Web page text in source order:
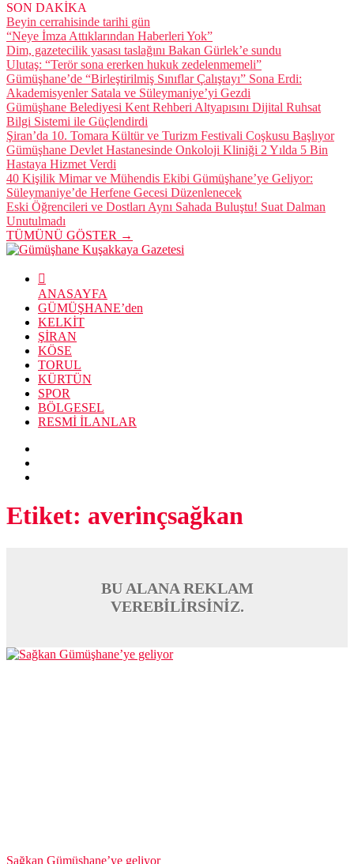
SON DAKİKA
Beyin cerrahisinde tarihi gün
“Neye İmza Attıklarından Haberleri Yok”
Dim, gazetecilik yasası taslağını Bakan Gürlek’e sundu
Ulutaş: “Terör sona ererken hukuk zedelenmemeli”
Gümüşhane’de “Birleştirilmiş Sınıflar Çalıştayı” Sona Erdi:
Akademisyenler Satala ve Süleymaniye’yi Gezdi
Gümüşhane Belediyesi Kent Rehberi Altyapısını Dijital Ruhsat
Bilgi Sistemi ile Güçlendirdi
Şiran’da 10. Tomara Kültür ve Turizm Festivali Coşkusu Başlıyor
Gümüşhane Devlet Hastanesinde Onkoloji Kliniği 2 Yılda 5 Bin
Hastaya Hizmet Verdi
40 Kişilik Mimar ve Mühendis Ekibi Gümüşhane’ye Geliyor:
Süleymaniye’de Herfene Gecesi Düzenlenecek
Eski Öğrencileri ve Dostları Aynı Sahada Buluştu! Suat Dalman
Unutulmadı
TÜMÜNÜ GÖSTER →
ANASAYFA
GÜMÜŞHANE’den
KELKİT
ŞİRAN
KÖSE
TORUL
KÜRTÜN
SPOR
BÖLGESEL
RESMİ İLANLAR
Etiket: averinçsağkan
BU ALANA REKLAM
VEREBİLİRSİNİZ.
Sağkan Gümüşhane’ye geliyor